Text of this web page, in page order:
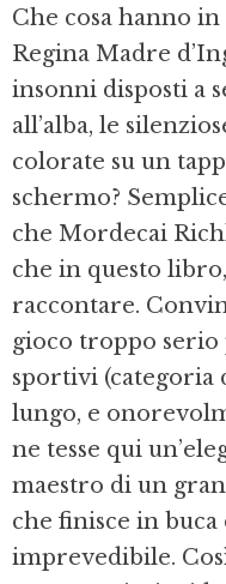
Che cosa hanno
Regina Madre
insonni disposti a
all’alba, le
colorate su un
schermo?
che Mordecai
che in questo
raccontare.
gioco troppo
sportivi (categoria
lungo, e
ne tesse qui
maestro di un
che finisce in
imprevedibile.